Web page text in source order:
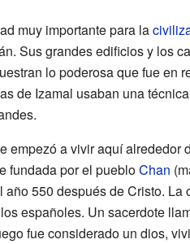
muy importante para la
Sus grandes edificios y los
lo poderosa que fue en
de Izamal usaban una
empezó a vivir aquí alrededor
fundada por el puebloChan
año 550 después de Cristo. La
españoles. Un sacerdote
fue considerado un dios,